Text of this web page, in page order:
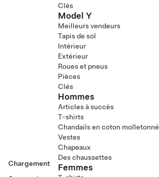
Chargement
Clés
Model Y
Meilleurs vendeurs
Tapis de sol
Intérieur
Extérieur
Roues et pneus
Pièces
Clés
Hommes
Articles à succès
T-shirts
Chandails en coton molletonné
Vestes
Chapeaux
Des chaussettes
Femmes